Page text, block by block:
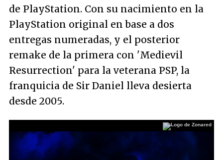
de PlayStation. Con su nacimiento en la
PlayStation original en base a dos
entregas numeradas, y el posterior
remake de la primera con 'Medievil
Resurrection' para la veterana PSP, la
franquicia de Sir Daniel lleva desierta
desde 2005.